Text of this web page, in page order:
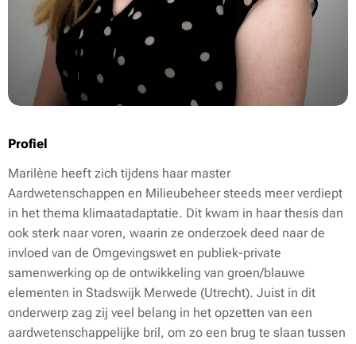
Profiel
Marilène heeft zich tijdens haar master
Aardwetenschappen en Milieubeheer steeds meer verdiept
in het thema klimaatadaptatie. Dit kwam in haar thesis dan
ook sterk naar voren, waarin ze onderzoek deed naar de
invloed van de Omgevingswet en publiek-private
samenwerking op de ontwikkeling van groen/blauwe
elementen in Stadswijk Merwede (Utrecht). Juist in dit
onderwerp zag zij veel belang in het opzetten van een
aardwetenschappelijke bril, om zo een brug te slaan tussen